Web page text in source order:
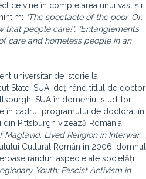
ce vine în completarea unui vast șir
"The spectacle of the poor. Or:
that people care!", "Entanglements
care and homeless people in an
universitar de istorie la
State, SUA, deținând titlul de doctor
SUA în domeniul studiilor
în cadrul programului de doctorat în
Pittsburgh vizează România,
Maglavid: Lived Religion in Interwar
Cultural Român în 2006, domnul
rânduri aspecte ale societății
Youth: Fascist Activism in